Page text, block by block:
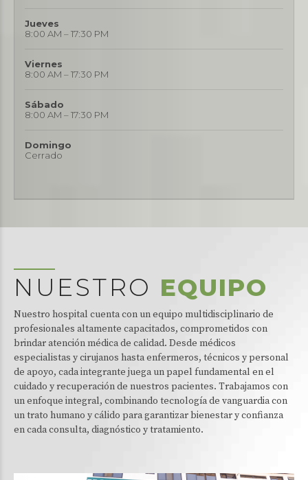
Jueves
8:00 AM – 17:30 PM
Viernes
8:00 AM – 17:30 PM
Sábado
8:00 AM – 17:30 PM
Domingo
Cerrado
NUESTRO EQUIPO
Nuestro hospital cuenta con un equipo multidisciplinario de
profesionales altamente capacitados, comprometidos con
brindar atención médica de calidad. Desde médicos
especialistas y cirujanos hasta enfermeros, técnicos y personal
de apoyo, cada integrante juega un papel fundamental en el
cuidado y recuperación de nuestros pacientes. Trabajamos con
un enfoque integral, combinando tecnología de vanguardia con
un trato humano y cálido para garantizar bienestar y confianza
en cada consulta, diagnóstico y tratamiento.